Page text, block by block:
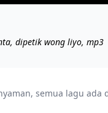
dipetik wong liyo, mp3
semua lagu